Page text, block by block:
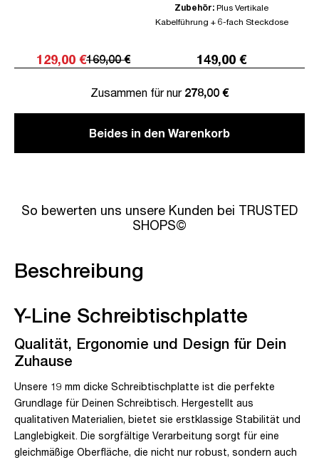
129,00 €169,00 €
Zubehör: Plus Vertikale
Kabelführung + 6-fach Steckdose
149,00 €
Zusammen für nur 278,00 €
Beides in den Warenkorb
So bewerten uns unsere Kunden bei TRUSTED
SHOPS©
Beschreibung
Y-Line Schreibtischplatte
Qualität, Ergonomie und Design für Dein
Zuhause
Unsere 19 mm dicke Schreibtischplatte ist die perfekte
Grundlage für Deinen Schreibtisch. Hergestellt aus
qualitativen Materialien, bietet sie erstklassige Stabilität und
Langlebigkeit. Die sorgfältige Verarbeitung sorgt für eine
gleichmäßige Oberfläche, die nicht nur robust, sondern auch